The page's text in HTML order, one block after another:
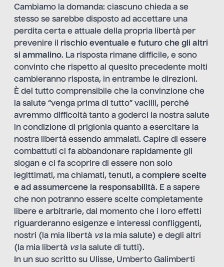
Cambiamo la domanda: ciascuno chieda a se
stesso se sarebbe disposto ad accettare una
perdita certa e attuale della propria libertà per
prevenire il rischio eventuale e futuro che gli altri
si ammalino. La risposta rimane difficile, e sono
convinto che rispetto al quesito precedente molti
cambieranno risposta, in entrambe le direzioni.
È del tutto comprensibile che la convinzione che
la salute “venga prima di tutto” vacilli, perché
avremmo difficoltà tanto a goderci la nostra salute
in condizione di prigionia quanto a esercitare la
nostra libertà essendo ammalati. Capire di essere
combattuti ci fa abbandonare rapidamente gli
slogan e ci fa scoprire di essere non solo
legittimati, ma chiamati, tenuti, a compiere scelte
e ad assumercene la responsabilità. E a sapere
che non potranno essere scelte completamente
libere e arbitrarie, dal momento che i loro effetti
riguarderanno esigenze e interessi confliggenti,
nostri (la mia libertà vsla mia salute) e degli altri
(la mia libertà vsla salute di tutti).
In un suo scritto su Ulisse, Umberto Galimberti